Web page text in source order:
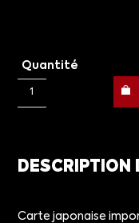
Quantité
DESCRIPTION
Carte japonaise